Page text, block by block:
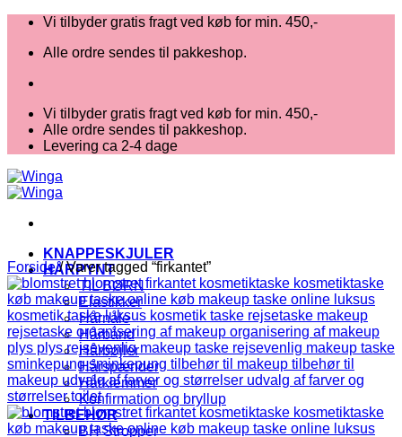
Fortsæt
indhold
Vi tilbyder gratis fragt ved køb for min. 450,-
Alle ordre sendes til pakkeshop.
Vi tilbyder gratis fragt ved køb for min. 450,-
Alle ordre sendes til pakkeshop.
Levering ca 2-4 dage
KNAPPESKJULER
HÅRPYNT
TIL BØRN
Elastikker
Hårnåle
Hårbånd
Hårbøjler
Hårspænder
Hårklemmer
Konfirmation og bryllup
TILBEHØR
BH Stropper
Forside /Varer tagged “firkantet”